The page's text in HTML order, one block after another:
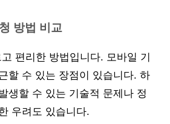
방법 비교
편리한 방법입니다. 모바일 기
할 수 있는 장점이 있습니다. 하
생할 수 있는 기술적 문제나 정
우려도 있습니다.